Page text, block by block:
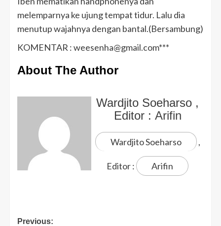
melemparnya ke ujung tempat tidur. Lalu dia
menutup wajahnya dengan bantal.(Bersambung)
KOMENTAR : weesenha@gmail.com***
About The Author
Wardjito Soeharso ,
Editor : Arifin
Wardjito Soeharso ,
Editor : Arifin
Previous: